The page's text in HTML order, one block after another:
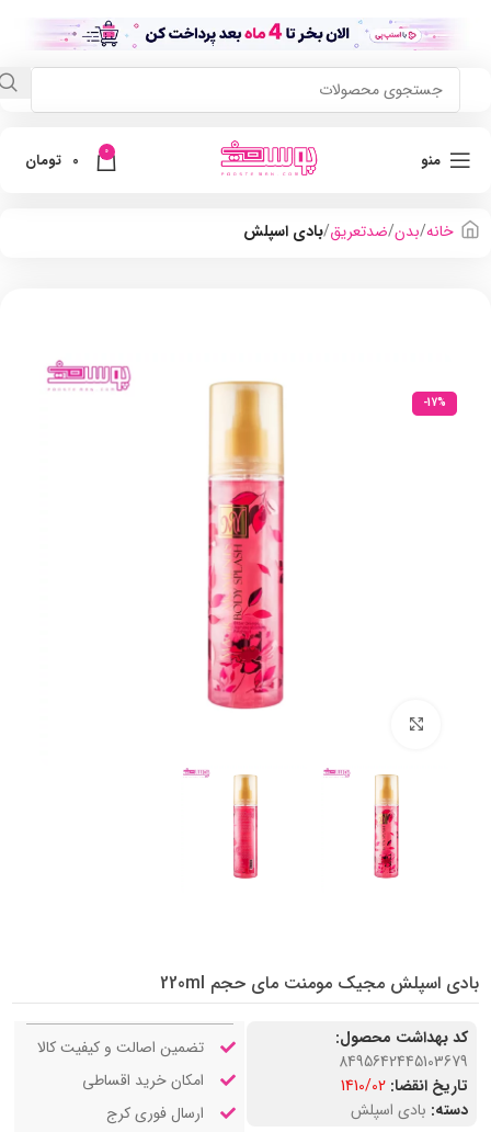
منو 0
0 تومان
خانه بدن ضدتعریق بادی اسپلش
-17%
بادی اسپلش مجیک مومنت مای حجم 220ml
کد بهداشت محصول:
8495642445103679
تاریخ انقضا: 1410/02
دسته: بادی اسپلش
تضمین اصالت و کیفیت کالا
امکان خرید اقساطی
ارسال فوری کرج